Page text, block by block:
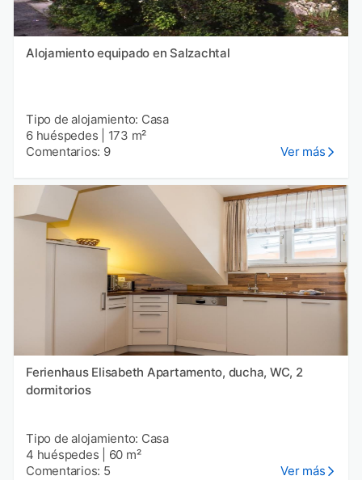
Alojamiento equipado en Salzachtal
Tipo de alojamiento: Casa
6 huéspedes
173 m²
Comentarios: 9
Ver más
Ferienhaus Elisabeth Apartamento, ducha, WC, 2
dormitorios
Tipo de alojamiento: Casa
4 huéspedes
60 m²
Comentarios: 5
Ver más